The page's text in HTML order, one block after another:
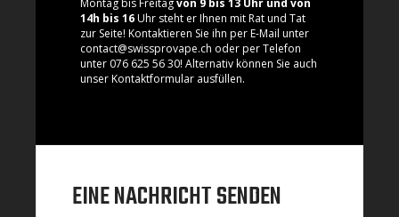
14h bis 16Uhr steht er Ihnen mit Rat und Tat
zur Seite! Kontaktieren Sie ihn per E-Mail unter
contact@swissprovape.ch oder per Telefon
unter 076 625 56 30! Alternativ können Sie auch
unser Kontaktformular ausfüllen.
EINE NACHRICHT SENDEN